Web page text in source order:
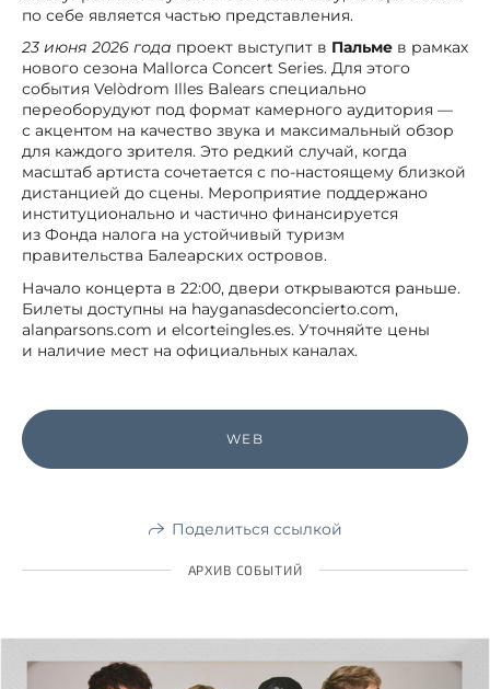
по себе является частью представления.
23 июня 2026 года проект выступит в Пальме в рамках
нового сезона Mallorca Concert Series. Для этого
события Velòdrom Illes Balears специально
переоборудуют под формат камерного аудитория —
с акцентом на качество звука и максимальный обзор
для каждого зрителя. Это редкий случай, когда
масштаб артиста сочетается с по-настоящему близкой
дистанцией до сцены. Мероприятие поддержано
институционально и частично финансируется
из Фонда налога на устойчивый туризм
правительства Балеарских островов.
Начало концерта в 22:00, двери открываются раньше.
Билеты доступны на hayganasdeconcierto.com,
alanparsons.com и elcorteingles.es. Уточняйте цены
и наличие мест на официальных каналах.
WEB
Поделиться ссылкой
АРХИВ СОБЫТИЙ